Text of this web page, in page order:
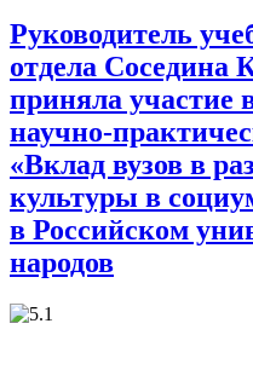
Руководитель
отдела Соседина
приняла
научно-
«Вклад вузов в
культуры в
в Российском
народов